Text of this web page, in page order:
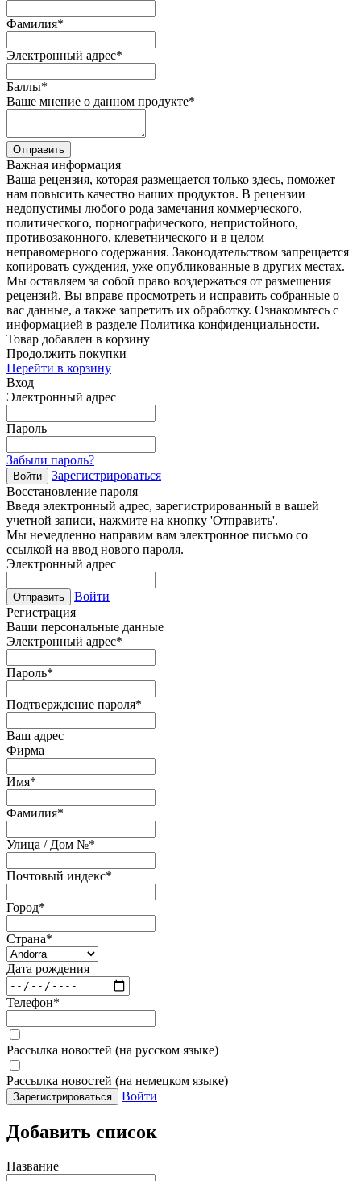
Фамилия*
Электронный адрес*
Баллы*
Ваше мнение о данном продукте*
Отправить
Важная информация
Ваша рецензия, которая размещается только здесь, поможет
нам повысить качество наших продуктов. В рецензии
недопустимы любого рода замечания коммерческого,
политического, порнографического, непристойного,
противозаконного, клеветнического и в целом
неправомерного содержания. Законодательством запрещается
копировать суждения, уже опубликованные в других местах.
Мы оставляем за собой право воздержаться от размещения
рецензий. Вы вправе просмотреть и исправить собранные о
вас данные, а также запретить их обработку. Ознакомьтесь с
информацией в разделе Политика конфиденциальности.
Товар добавлен в корзину
Продолжить покупки
Перейти в корзину
Вход
Электронный адрес
Пароль
Забыли пароль?
Войти
Зарегистрироваться
Восстановление пароля
Введя электронный адрес, зарегистрированный в вашей
учетной записи, нажмите на кнопку 'Отправить'.
Мы немедленно направим вам электронное письмо со
ссылкой на ввод нового пароля.
Электронный адрес
Отправить
Войти
Регистрация
Ваши персональные данные
Электронный адрес*
Пароль*
Подтверждение пароля*
Ваш адрес
Фирма
Имя*
Фамилия*
Улица / Дом №*
Почтовый индекс*
Город*
Страна*
Дата рождения
Телефон*
Рассылка новостей (на русском языке)
Рассылка новостей (на немецком языке)
Зарегистрироваться Войти
Добавить список
Название